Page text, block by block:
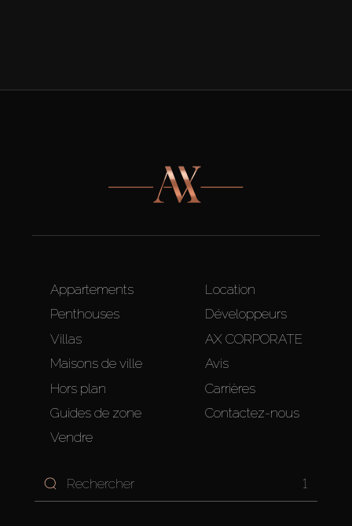
Appartements
Penthouses
Villas
Maisons de ville
Hors plan
Guides de zone
Vendre
Location
Développeurs
AX CORPORATE
Avis
Carrières
Contactez-nous
1